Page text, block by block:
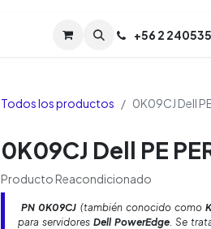
Soporte TPM (CL) Tienda
+56 2
Todos los productos 0K09CJ Dell
0K09CJ Dell PE
Producto Reacondicionado
PN 0K09CJ (también conocido como
para servidoresDell PowerEdge. Se